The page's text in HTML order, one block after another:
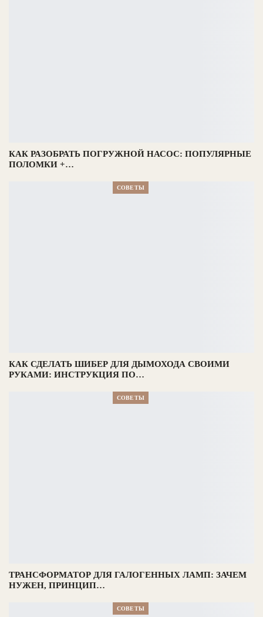
КАК РАЗОБРАТЬ ПОГРУЖНОЙ НАСОС: ПОПУЛЯРНЫЕ
ПОЛОМКИ +…
СОВЕТЫ
КАК СДЕЛАТЬ ШИБЕР ДЛЯ ДЫМОХОДА СВОИМИ
РУКАМИ: ИНСТРУКЦИЯ ПО…
СОВЕТЫ
ТРАНСФОРМАТОР ДЛЯ ГАЛОГЕННЫХ ЛАМП: ЗАЧЕМ
НУЖЕН, ПРИНЦИП…
СОВЕТЫ